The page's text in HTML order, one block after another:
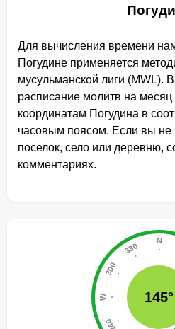
Для вычисления времени
Погудине применяется
мусульманской лиги (MWL).
расписание молитв на месяц
координатам Погудина в
часовым поясом. Если вы
поселок, село или деревню,
комментариях.
145°